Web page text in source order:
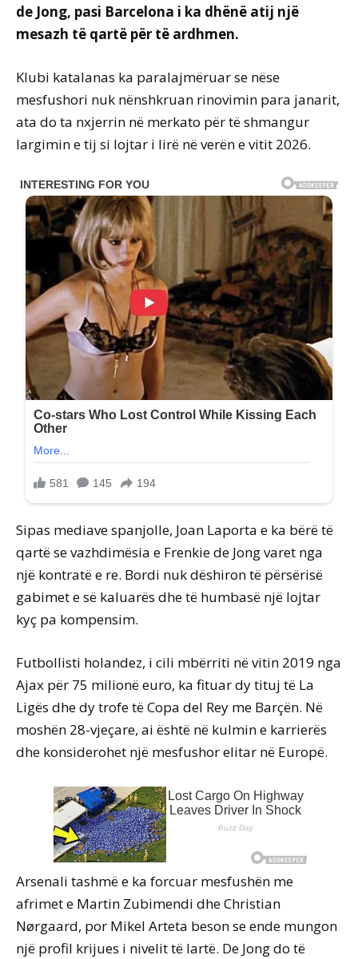
de Jong, pasi Barcelona i ka dhënë atij një
mesazh të qartë për të ardhmen.
Klubi katalanas ka paralajmëruar se nëse
mesfushori nuk nënshkruan rinovimin para janarit,
ata do ta nxjerrin në merkato për të shmangur
largimin e tij si lojtar i lirë në verën e vitit 2026.
Sipas mediave spanjolle, Joan Laporta e ka bërë të
qartë se vazhdimësia e Frenkie de Jong varet nga
një kontratë e re. Bordi nuk dëshiron të përsërisë
gabimet e së kaluarës dhe të humbasë një lojtar
kyç pa kompensim.
Futbollisti holandez, i cili mbërriti në vitin 2019 nga
Ajax për 75 milionë euro, ka fituar dy tituj të La
Ligës dhe dy trofe të Copa del Rey me Barçën. Në
moshën 28-vjeçare, ai është në kulmin e karrierës
dhe konsiderohet një mesfushor elitar në Europë.
Arsenali tashmë e ka forcuar mesfushën me
afrimet e Martin Zubimendi dhe Christian
Nørgaard, por Mikel Arteta beson se ende mungon
një profil krijues i nivelit të lartë. De Jong do të